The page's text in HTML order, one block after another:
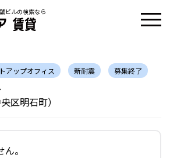
ビルの検索なら
アップオフィス 新耐震 募集終了
区明石町）
。